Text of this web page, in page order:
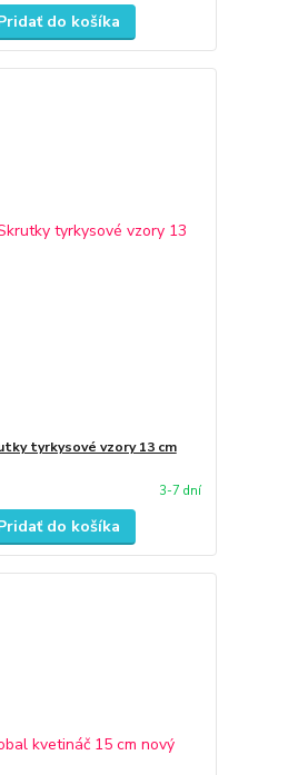
do košíka
tyrkysové vzory 13 cm
3-7 dní
do košíka